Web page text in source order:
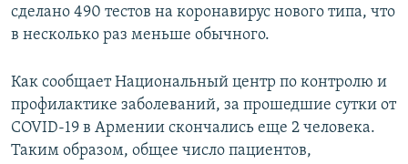
сделано 490 тестов на коронавирус нового типа, что
в несколько раз меньше обычного.
Как сообщает Национальный центр по контролю и
профилактике заболеваний, за прошедшие сутки от
COVID-19 в Армении скончались еще 2 человека.
Таким образом, общее число пациентов,